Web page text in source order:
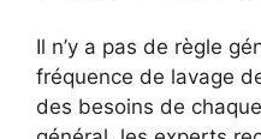
Il n’y a pas de règle
fréquence de lavage
des besoins de